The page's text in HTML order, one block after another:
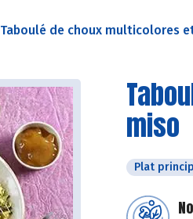
Taboulé de choux multicolores
miso
Plat